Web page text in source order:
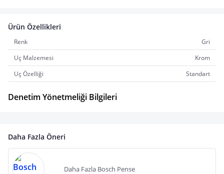
Ürün Özellikleri
Renk
Gri
Uç Malzemesi
Krom
Uç Özelliği
Standart
Denetim Yönetmeliği Bilgileri
Daha Fazla Öneri
Daha Fazla Bosch Pense